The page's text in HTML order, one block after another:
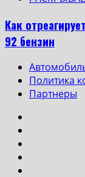
Как
92 бензин
Политика
Партнеры